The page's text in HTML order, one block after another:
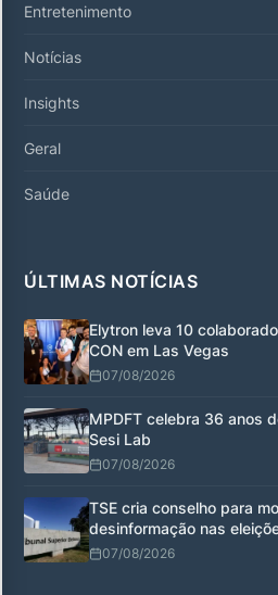
Entretenimento
Notícias
Insights
Geral
Saúde
ÚLTIMAS NOTÍCIAS
Elytron leva 10
CON em Las Vegas
07/08/2026
MPDFT celebra 36 anos
Sesi Lab
07/08/2026
TSE cria conselho para
desinformação nas
07/08/2026